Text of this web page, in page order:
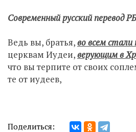
Современный русский перевод
Ведь вы, братья,во всем стали
церквам Иудеи,верующим в
что вы терпите от своих
те от иудеев,
Поделиться: